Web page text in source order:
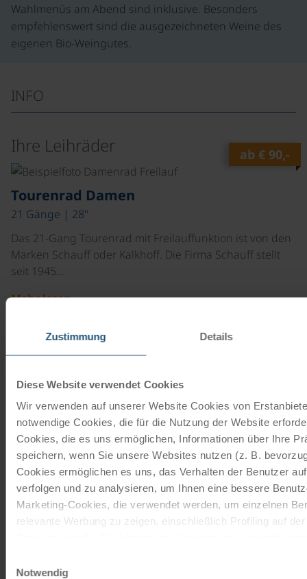
Zustimmung Details
Diese Website verwendet Cookies
Wir verwenden auf unserer Website Cookies von
notwendige Cookies, die für die Nutzung der Website
Cookies, die es uns ermöglichen, Informationen über Ihre
speichern, wenn Sie unsere Websites nutzen (z. B.
Cookies ermöglichen es uns, das Verhalten der Benutzer
verfolgen und zu analysieren, um Ihnen eine bessere
Marketing-Cookies, die verwendet werden, um einzelnen
relevante Werbung zu zeigen, einschließlich Profiling auf
entscheiden, nur notwendige Cookies zu verwenden, indem
Notwendig
Wahlmenüs am Abend sind inklusive. Besonders
empfehlenswert sind die ausgezeichneten Weine des
eigenen Bio-Weingutes.
INFO
Ihre Leihräder ab € 90,-
Tourenrad Damen
21 Gänge | 28"
Das 21-Gang Tourenrad mit Freilauffunktion ist von den
Marken Schauff oder Kalkhoff. Die Firma Schauff stellt
seit 1945…
Mehr lesen
7 Gänge | 28"
Das 7-Gang Tourenrad mit Rücktrittbremse ist von den
Marken Schauff oder Kalkhoff. Die Firma Schauff stellt
seit 1945…
Mehr lesen
©
ab€ 90,-